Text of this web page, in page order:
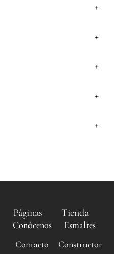
+
+
+
+
+
Páginas
Conócenos
Contacto
Tienda
Esmaltes
Constructor